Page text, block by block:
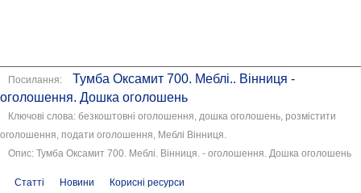
Посилання:
Тумба Оксамит 700. Меблі.. Вінниця -
оголошення. Дошка оголошень
Ключові слова: безкоштовні оголошення, дошка оголошень, розмістити
оголошення, подати оголошення, Меблі Вінниця.
Опис: Тумба Оксамит 700. Меблі. Вінниця. - оголошення. Дошка оголошень
Статті Новини Корисні ресурси